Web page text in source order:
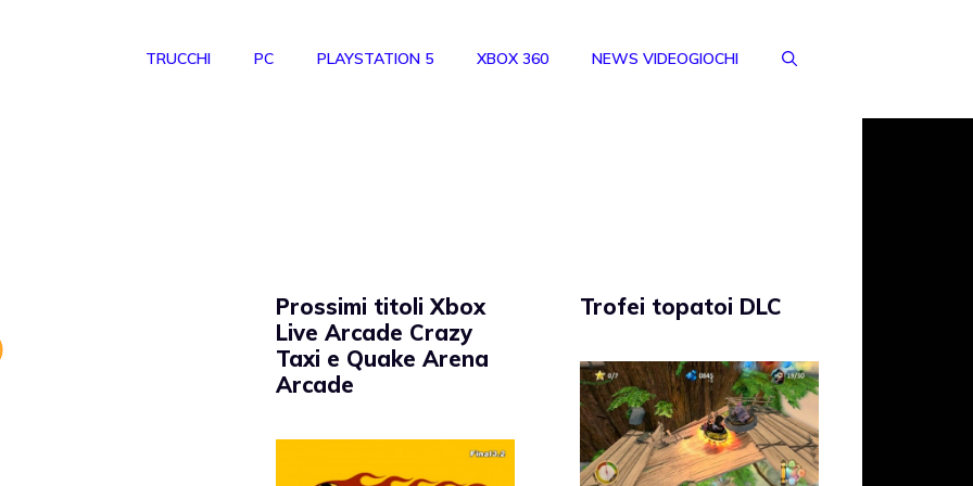
TRUCCHI PC PLAYSTATION 5 XBOX 360 NEWS VIDEOGIOCHI
Prossimi titoli Xbox
Live Arcade Crazy
Taxi e Quake Arena
Arcade
Trofei topatoi DLC